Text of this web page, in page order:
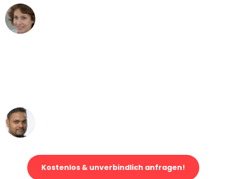
Kostenlos & unverbindlich anfragen!